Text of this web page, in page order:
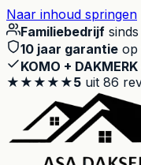
Naar inhoud springen
Familiebedrijf
10 jaar garantie op
KOMO + DAKMERK
★★★★★5 uit 86